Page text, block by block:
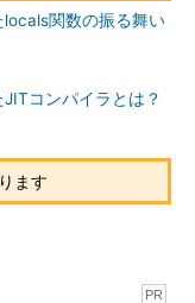
locals関数の振る舞い
コンパイラとは？
ます
PR